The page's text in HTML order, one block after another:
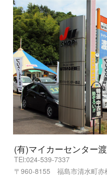
(有)マイカーセンター
TEl:024-539-7337
〒960-8155 福島市清水町赤